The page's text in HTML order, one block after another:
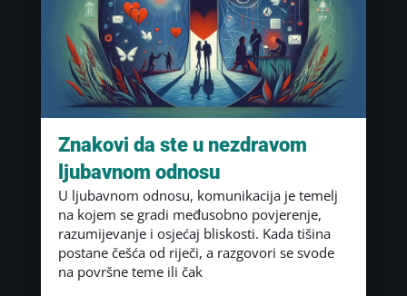
Znakovi da ste u nezdravom
ljubavnom odnosu
U ljubavnom odnosu, komunikacija je temelj
na kojem se gradi međusobno povjerenje,
razumijevanje i osjećaj bliskosti. Kada tišina
postane češća od riječi, a razgovori se svode
na površne teme ili čak